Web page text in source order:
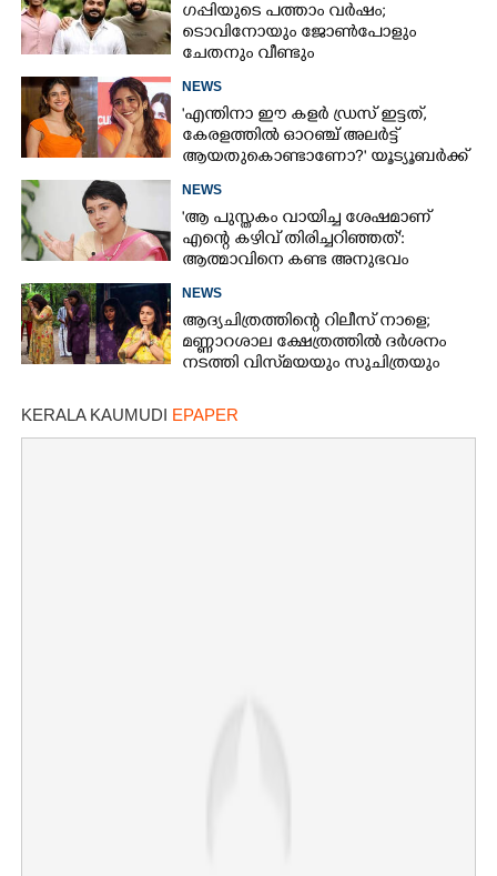
ഗപ്പിയുടെ പത്താം വർഷം;​
ടൊവിനോയും ജോൺപോളും
ചേതനും വീണ്ടും
NEWS
'എന്തിനാ ഈ കളർ ഡ്രസ് ഇട്ടത്,
കേരളത്തിൽ ഓറഞ്ച് അല‌ർട്ട്
ആയതുകൊണ്ടാണോ?' യൂട്യൂബർക്ക്
NEWS
'ആ പുസ്തകം വായിച്ച ശേഷമാണ്
എന്റെ കഴിവ് തിരിച്ചറിഞ്ഞത്':
ആത്മാവിനെ കണ്ട അനുഭവം
NEWS
ആദ്യചിത്രത്തിന്റെ റിലീസ് നാളെ;
മണ്ണാറശാല ക്ഷേത്രത്തിൽ ദർശനം
നടത്തി വിസ്‌മയയും സുചിത്രയും
KERALA KAUMUDI EPAPER